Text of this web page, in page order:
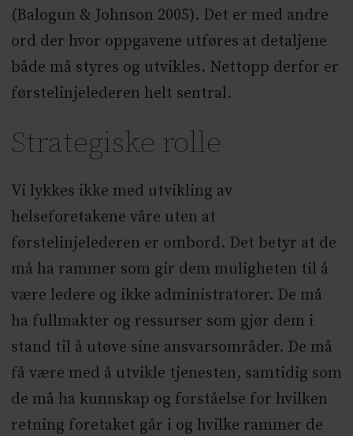
(Balogun & Johnson 2005). Det er med andre
ord der hvor oppgavene utføres at detaljene
både må styres og utvikles. Nettopp derfor er
førstelinjelederen helt sentral.
Strategiske rolle
Vi lykkes ikke med utvikling av
helseforetakene våre uten at
førstelinjelederen er ombord. Det betyr at de
må ha rammer som gir dem muligheten til å
være ledere og ikke administratorer. De må
ha fullmakter og ressurser som gjør dem i
stand til å utøve sine ansvarsområder. De må
få være med å utvikle tjenesten, samtidig som
de må ha kunnskap og forståelse for hvilken
retning foretaket går i og hvilke rammer de